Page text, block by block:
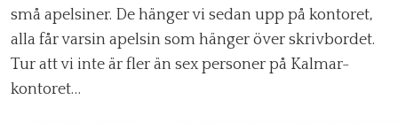
små apelsiner. De hänger vi sedan upp på kontoret,
alla får varsin apelsin som hänger över skrivbordet.
Tur att vi inte är fler än sex personer på Kalmar-
kontoret…